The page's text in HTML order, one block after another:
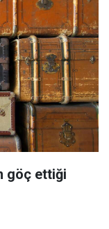
göç ettiği